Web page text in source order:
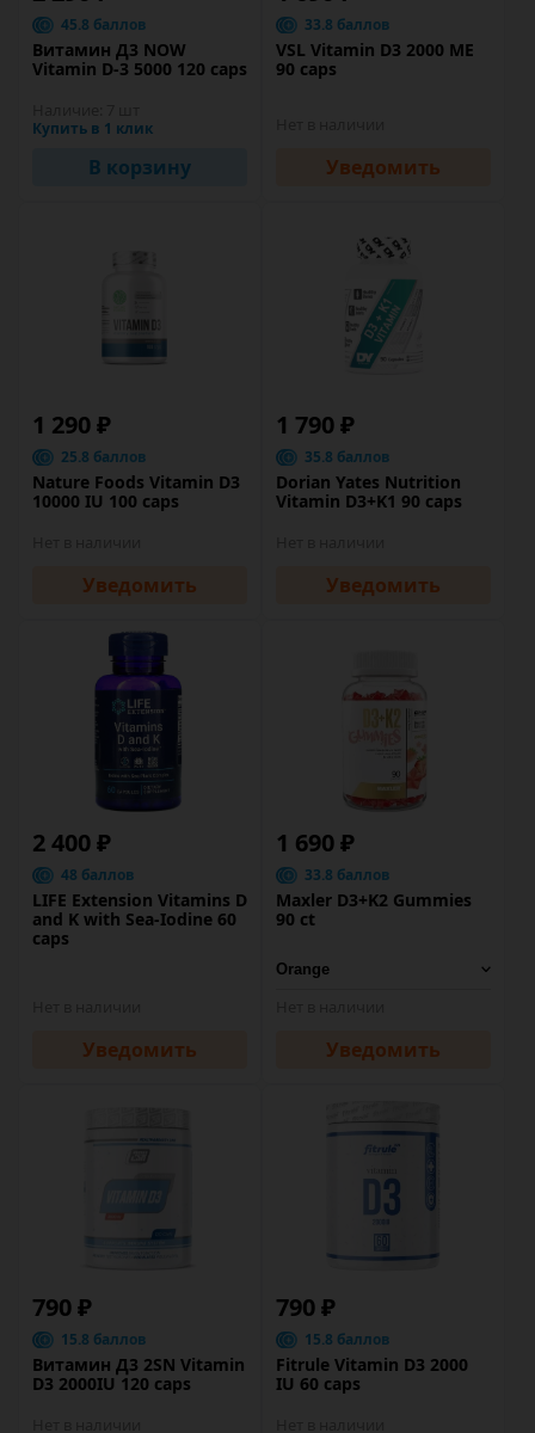
45.8 баллов
Витамин Д3 NOW
Vitamin D-3 5000 120 caps
Купить в 1 клик
В корзину
33.8 баллов
VSL Vitamin D3 2000 ME
90 caps
Уведомить
1 290 ₽
25.8 баллов
Nature Foods Vitamin D3
10000 IU 100 caps
Уведомить
1 790 ₽
35.8 баллов
Dorian Yates Nutrition
Vitamin D3+K1 90 caps
Уведомить
2 400 ₽
48 баллов
LIFE Extension Vitamins D
and K with Sea-Iodine 60
caps
Уведомить
1 690 ₽
33.8 баллов
Maxler D3+K2 Gummies
90 ct
Уведомить
790 ₽
15.8 баллов
Витамин Д3 2SN Vitamin
D3 2000IU 120 caps
790 ₽
15.8 баллов
Fitrule Vitamin D3 2000
IU 60 caps